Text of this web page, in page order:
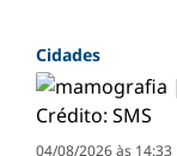
Cidades
04/08/2026 às 14:33